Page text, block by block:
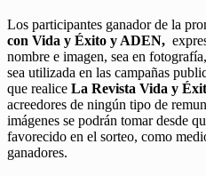
Los participantes ganador de la
con Vida y Éxito y ADEN,
nombre e imagen, sea en
sea utilizada en las campañas
que realice La Revista Vida y
acreedores de ningún tipo de
imágenes se podrán tomar desde
favorecido en el sorteo, como
ganadores.